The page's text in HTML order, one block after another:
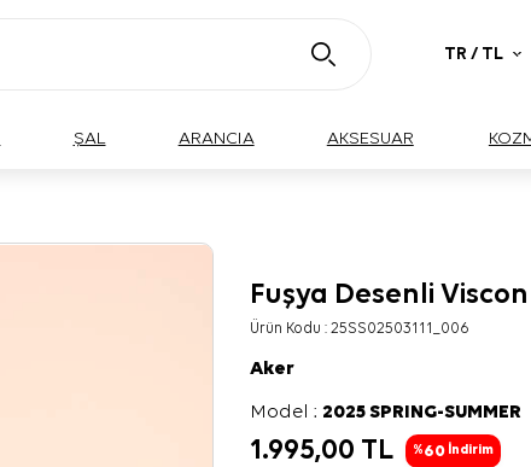
TR / TL
ŞAL ARANCIA AKSESUAR
Fuşya Desenli
Ürün Kodu :25SS02503111_006
Aker
Model :2025 SPRING-SUMMER
1.995,00 TL %60 İndirim